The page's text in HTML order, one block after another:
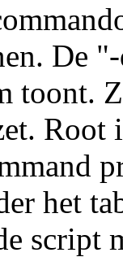
De
toont.
Root
het
script